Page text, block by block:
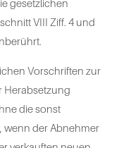
gesetzlichen
VIII Ziff. 4 und
Vorschriften zur
Herabsetzung
die sonst
wenn der Abnehmer